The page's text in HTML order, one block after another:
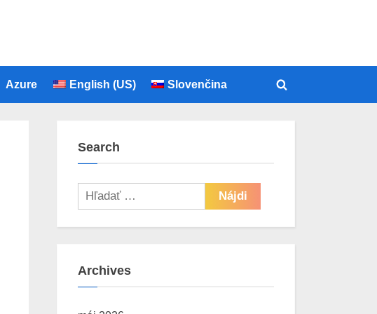
Azure English (US) Slovenčina
Toggle
Search
Hľadať:
Archives